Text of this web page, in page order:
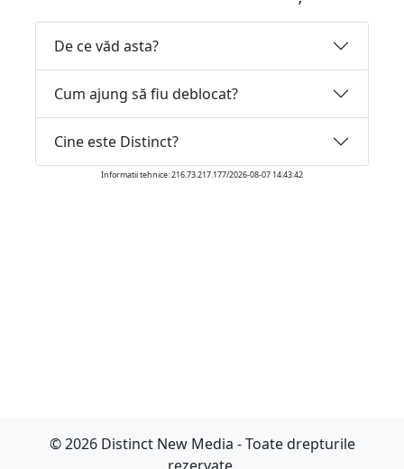
De ce văd asta?
Cum ajung să fiu deblocat?
Cine este Distinct?
Informatii tehnice: 216.73.217.177/2026-08-07 14:43:42
© 2026 Distinct New Media - Toate drepturile